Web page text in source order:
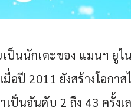
ป็นนักเตะของ แมนฯ ยู
อปี 2011 ยังสร้างโอกา
ป็นอันดับ 2 ถึง 43 ครั้งเ